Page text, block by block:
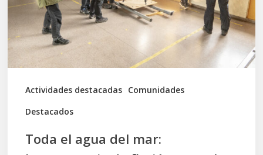
Actividades destacadas Comunidades
Destacados
largometraje
de
ficción
se
graba
Toda el agua del mar: